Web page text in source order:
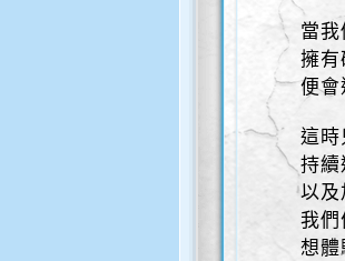
當
擁有
便會
這時
持續
以及
我們
想體